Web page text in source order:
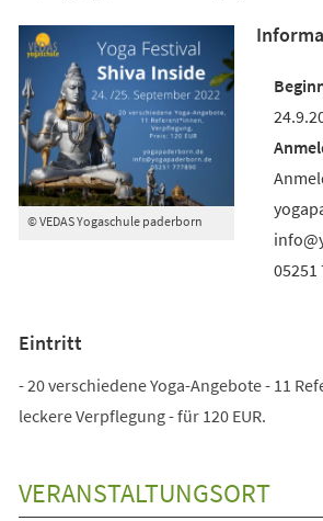
© VEDAS Yogaschule paderborn
05251
Eintritt
- 20 verschiedene Yoga-Angebote - 11
leckere Verpflegung - für 120 EUR.
VERANSTALTUNGSORT